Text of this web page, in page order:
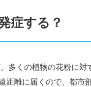
症する？
多くの植物の花粉に対
距離に届くので、都市